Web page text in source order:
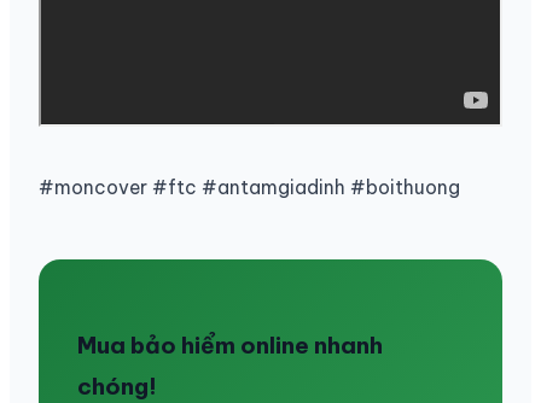
#moncover #ftc #antamgiadinh #boithuong
Mua bảo hiểm online nhanh
chóng!